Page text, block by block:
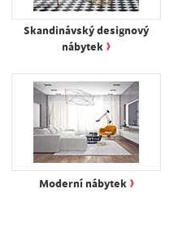
Skandinávský designový
nábytek ›
Moderní nábytek ›